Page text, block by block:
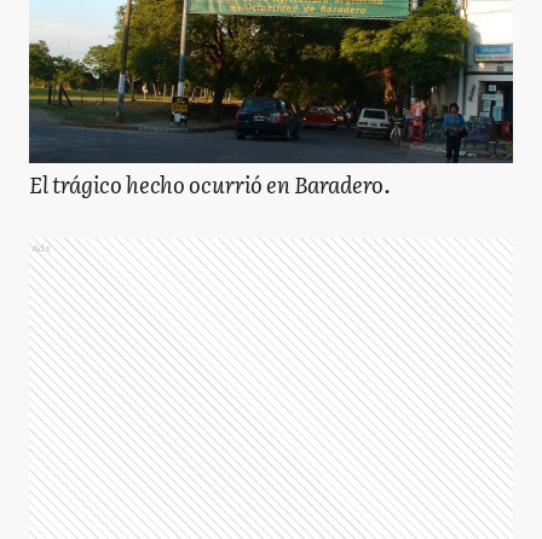
El trágico hecho ocurrió en Baradero.
Ads